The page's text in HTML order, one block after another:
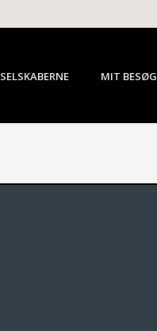
SELSKABERNE MIT BESØG